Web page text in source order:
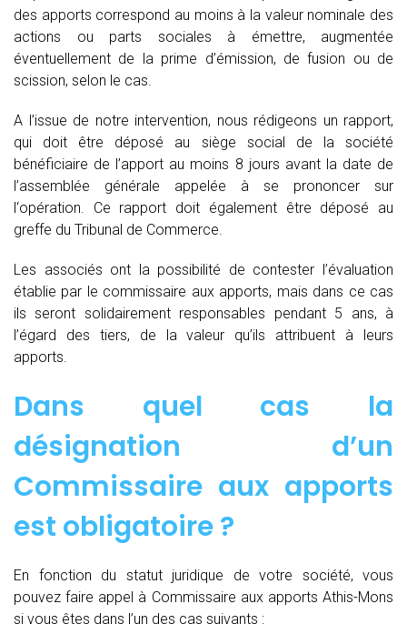
des apports correspond au moins à la valeur nominale des
actions ou parts sociales à émettre, augmentée
éventuellement de la prime d’émission, de fusion ou de
scission, selon le cas.
A l’issue de notre intervention, nous rédigeons un rapport,
qui doit être déposé au siège social de la société
bénéficiaire de l’apport au moins 8 jours avant la date de
l’assemblée générale appelée à se prononcer sur
l‘opération. Ce rapport doit également être déposé au
greffe du Tribunal de Commerce.
Les associés ont la possibilité de contester l’évaluation
établie par le commissaire aux apports, mais dans ce cas
ils seront solidairement responsables pendant 5 ans, à
l’égard des tiers, de la valeur qu’ils attribuent à leurs
apports.
Dans quel cas la
désignation d’un
Commissaire aux apports
est obligatoire ?
En fonction du statut juridique de votre société, vous
pouvez faire appel à Commissaire aux apports Athis-Mons
si vous êtes dans l’un des cas suivants :